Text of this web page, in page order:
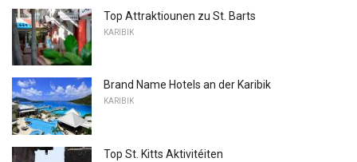
Top Attraktiounen zu St. Barts
KARIBIK
Brand Name Hotels an der Karibik
KARIBIK
Top St. Kitts Aktivitéiten